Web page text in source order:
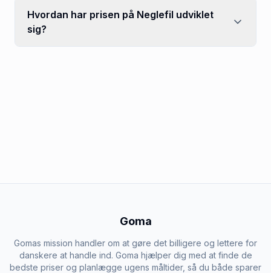
Hvordan har prisen på Neglefil udviklet
sig?
Goma
Gomas mission handler om at gøre det billigere og lettere for
danskere at handle ind. Goma hjælper dig med at finde de
bedste priser og planlægge ugens måltider, så du både sparer